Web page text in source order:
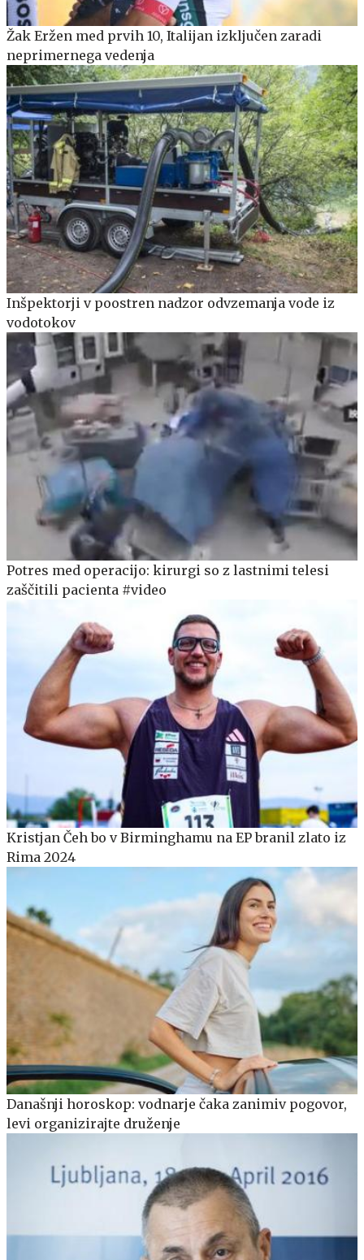
Žak Eržen med prvih 10, Italijan izključen zaradi
neprimernega vedenja
Inšpektorji v poostren nadzor odvzemanja vode iz
vodotokov
Potres med operacijo: kirurgi so z lastnimi telesi
zaščitili pacienta #video
Kristjan Čeh bo v Birminghamu na EP branil zlato iz
Rima 2024
Današnji horoskop: vodnarje čaka zanimiv pogovor,
levi organizirajte druženje